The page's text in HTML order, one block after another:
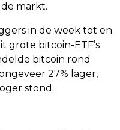
markt.
in de week tot en
grote bitcoin-ETF’s
bitcoin rond
27% lager,
stond.